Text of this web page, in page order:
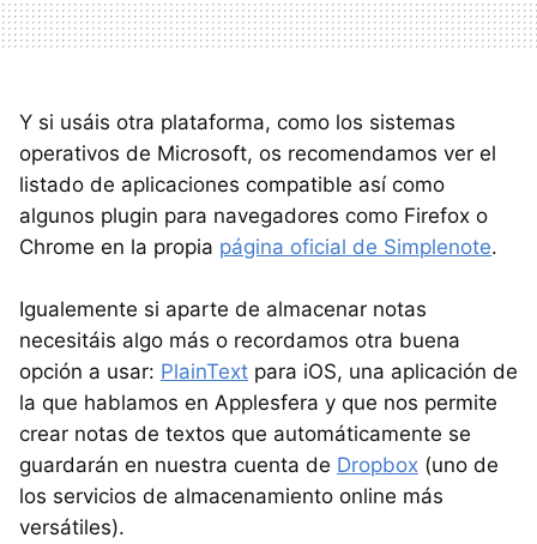
Y si usáis otra plataforma, como los sistemas
operativos de Microsoft, os recomendamos ver el
listado de aplicaciones compatible así como
algunos plugin para navegadores como Firefox o
Chrome en la propia página oficial de Simplenote.
Igualemente si aparte de almacenar notas
necesitáis algo más o recordamos otra buena
opción a usar: PlainText para iOS, una aplicación de
la que hablamos en Applesfera y que nos permite
crear notas de textos que automáticamente se
guardarán en nuestra cuenta de Dropbox (uno de
los servicios de almacenamiento online más
versátiles).